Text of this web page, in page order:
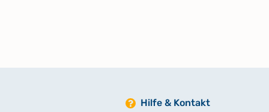
Keine verfügbaren Digitalisate
Hilfe & Kontakt